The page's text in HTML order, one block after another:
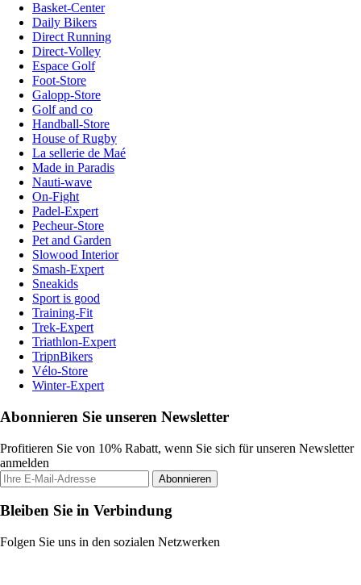
Basket-Center
Daily Bikers
Direct Running
Direct-Volley
Espace Golf
Foot-Store
Galopp-Store
Golf and co
Handball-Store
House of Rugby
La sellerie de Maé
Made in Paradis
Nauti-wave
On-Fight
Padel-Expert
Pecheur-Store
Pet and Garden
Slowood Interior
Smash-Expert
Sneakids
Sport is good
Training-Fit
Trek-Expert
Triathlon-Expert
TripnBikers
Vélo-Store
Winter-Expert
Abonnieren Sie unseren Newsletter
Profitieren Sie von 10% Rabatt, wenn Sie sich für unseren Newsletter
anmelden
Abonnieren
Bleiben Sie in Verbindung
Folgen Sie uns in den sozialen Netzwerken